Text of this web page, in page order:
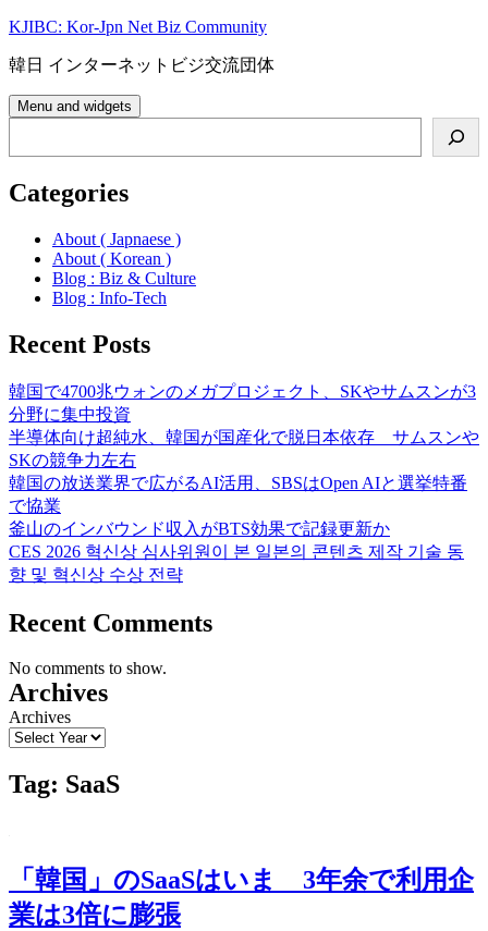
Skip
content
KJIBC: Kor-Jpn Net Biz Community
韓日 インターネットビジ交流団体
Menu and widgets
Categories
About ( Japnaese )
About ( Korean )
Blog : Biz & Culture
Blog : Info-Tech
Recent Posts
韓国で4700兆ウォンのメガプロジェクト、SKやサムスンが3
分野に集中投資
半導体向け超純水、韓国が国産化で脱日本依存 サムスンや
SKの競争力左右
韓国の放送業界で広がるAI活用、SBSはOpen AIと選挙特番
で協業
釜山のインバウンド収入がBTS効果で記録更新か
CES 2026 혁신상 심사위원이 본 일본의 콘텐츠 제작 기술 동
향 및 혁신상 수상 전략
Recent Comments
No comments to show.
Archives
Archives
Tag: SaaS
「韓国」のSaaSはいま 3年余で利用企
業は3倍に膨張